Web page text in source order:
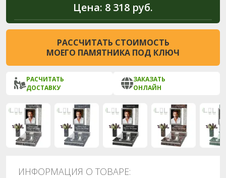
Цена: 8 318 руб.
РАССЧИТАТЬ СТОИМОСТЬ
МОЕГО ПАМЯТНИКА ПОД КЛЮЧ
РАСЧИТАТЬ
ДОСТАВКУ
ЗАКАЗАТЬ
ОНЛАЙН
ИНФОРМАЦИЯ О ТОВАРЕ: